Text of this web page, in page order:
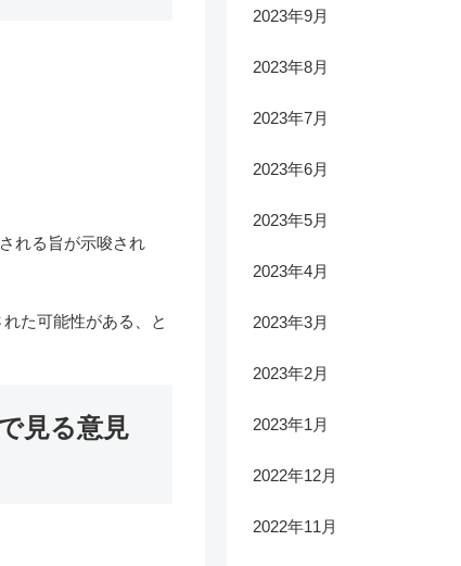
れる旨が示唆され
た可能性がある、と
見る意見
2023年9月
2023年8月
2023年7月
2023年6月
2023年5月
2023年4月
2023年3月
2023年2月
2023年1月
2022年12月
2022年11月